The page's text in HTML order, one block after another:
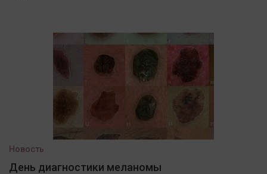
Новость
День диагностики меланомы